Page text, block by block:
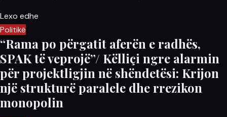
Lexo edhe
Politikë
“Rama po përgatit aferën e radhës,
SPAK të veprojë”/ Këlliçi ngre alarmin
për projektligjin në shëndetësi: Krijon
një strukturë paralele dhe rrezikon
monopolin